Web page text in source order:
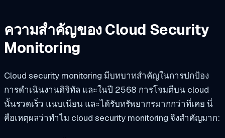
ความสำคัญของ Cloud Security
Monitoring
Cloud security monitoring มีบทบาทสำคัญในการปกป้อง
การดำเนินงานดิจิทัล และในปี 2568 การโจมตีบน cloud
นั้นรวดเร็ว แนบเนียน และได้รับทรัพยากรมากกว่าที่เคย นี่
คือเหตุผลว่าทำไม cloud security monitoring จึงสำคัญมาก: